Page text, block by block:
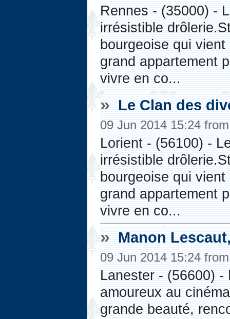
Rennes - (35000) -
irrésistible
bourgeoise qui
grand appartement
vivre en co...
» Le Clan des
09 Jun 2014 15:24
Lorient - (56100) -
irrésistible
bourgeoise qui
grand appartement
vivre en co...
» Manon
09 Jun 2014 15:24
Lanester - (56600) -
amoureux au
grande beauté,